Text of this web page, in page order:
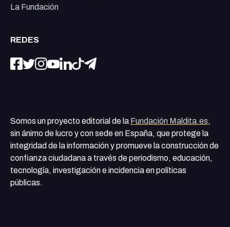
La Fundación
REDES
Somos un proyecto editorial de la Fundación Maldita.es,
sin ánimo de lucro y con sede en España, que protege la
integridad de la información y promueve la construcción de
confianza ciudadana a través de periodismo, educación,
tecnología, investigación e incidencia en políticas
públicas.